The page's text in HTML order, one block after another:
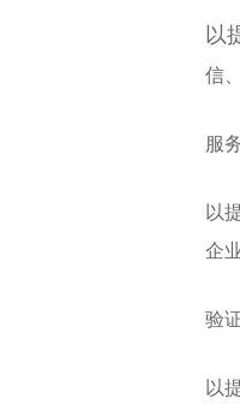
以
信
服
以
企
验
以